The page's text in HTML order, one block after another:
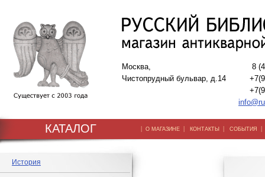
Москва,
Чистопрудный бульвар, д.14
8
КАТАЛОГ | О МАГАЗИНЕ | КОНТАКТЫ | СОБЫТИЯ
История